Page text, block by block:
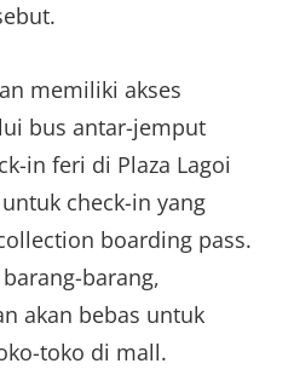
memiliki akses
bus antar-jemput
in feri di Plaza Lagoi
check-in yang
boarding pass.
barang,
akan bebas untuk
toko di mall.